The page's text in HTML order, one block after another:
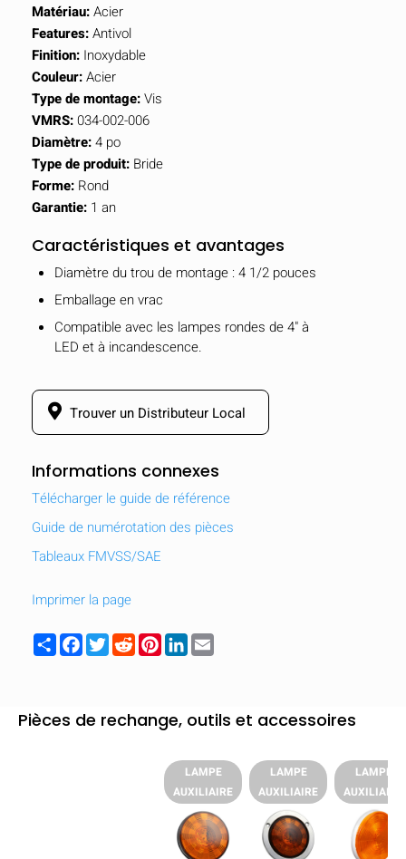
Matériau:Acier
Features:Antivol
Finition: Inoxydable
Couleur:Acier
Type de montage:Vis
VMRS:034-002-006
Diamètre:4 po
Type de produit: Bride
Forme: Rond
Garantie: 1 an
Caractéristiques et avantages
Diamètre du trou de montage : 4 1/2 pouces
Emballage en vrac
Compatible avec les lampes rondes de 4" à
LED et à incandescence.
Trouver un Distributeur Local
Informations connexes
Télécharger le guide de référence
Guide de numérotation des pièces
Tableaux FMVSS/SAE
Imprimer la page
ShareFacebook
TwitterRedditPinterest
LinkedIn
Pièces de rechange, outils et accessoires
LAMPE
AUXILIAIRE
LAMPE
AUXILIAIRE
LAMPE
AUXILIAIRE